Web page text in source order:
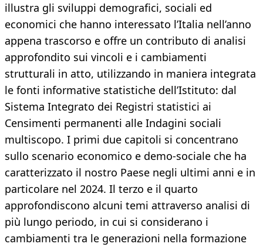
illustra gli sviluppi demografici, sociali ed
economici che hanno interessato l’Italia nell’anno
appena trascorso e offre un contributo di analisi
approfondito sui vincoli e i cambiamenti
strutturali in atto, utilizzando in maniera integrata
le fonti informative statistiche dell’Istituto: dal
Sistema Integrato dei Registri statistici ai
Censimenti permanenti alle Indagini sociali
multiscopo. I primi due capitoli si concentrano
sullo scenario economico e demo-sociale che ha
caratterizzato il nostro Paese negli ultimi anni e in
particolare nel 2024. Il terzo e il quarto
approfondiscono alcuni temi attraverso analisi di
più lungo periodo, in cui si considerano i
cambiamenti tra le generazioni nella formazione